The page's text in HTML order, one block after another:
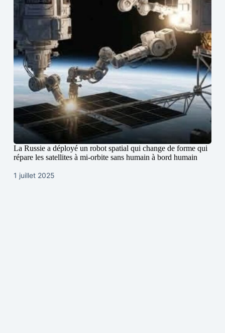
La Russie a déployé un robot spatial qui change de forme qui
répare les satellites à mi-orbite sans humain à bord humain
1 juillet 2025